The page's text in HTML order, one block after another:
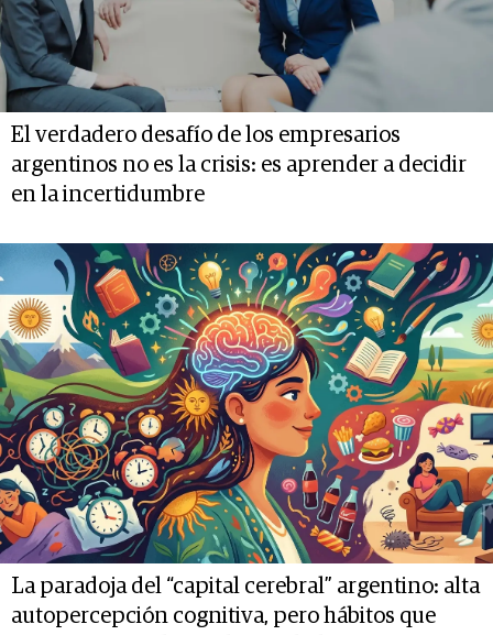
El verdadero desafío de los empresarios
argentinos no es la crisis: es aprender a decidir
en la incertidumbre
La paradoja del “capital cerebral” argentino: alta
autopercepción cognitiva, pero hábitos que